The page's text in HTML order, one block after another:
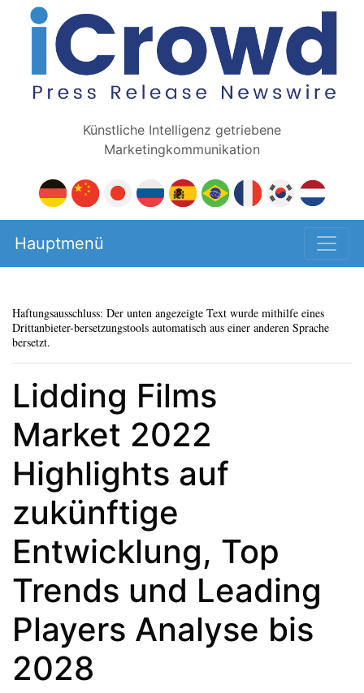
Künstliche Intelligenz getriebene
Marketingkommunikation
Hauptmenü
Haftungsausschluss: Der unten angezeigte Text wurde mithilfe eines
Drittanbieter-bersetzungstools automatisch aus einer anderen Sprache
bersetzt.
Lidding Films
Market 2022
Highlights auf
zukünftige
Entwicklung, Top
Trends und Leading
Players Analyse bis
2028